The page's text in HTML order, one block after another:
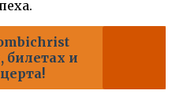
билетах и